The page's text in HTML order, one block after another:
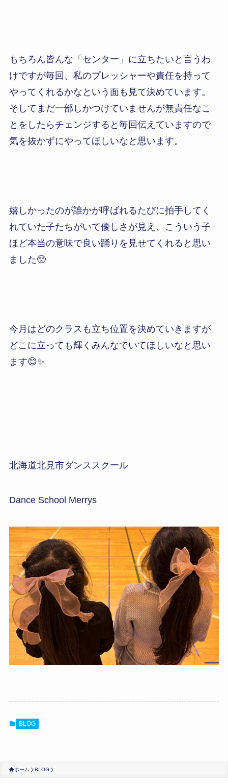
もちろん皆んな「センター」に立ちたいと言うわ
けですが毎回、私のプレッシャーや責任を持って
やってくれるかなという面も見て決めています。
そしてまだ一部しかつけていませんが無責任なこ
とをしたらチェンジすると毎回伝えていますので
気を抜かずにやってほしいなと思います。
嬉しかったのが誰かが呼ばれるたびに拍手してく
れていた子たちがいて優しさが見え、こういう子
ほど本当の意味で良い踊りを見せてくれると思い
ました🥺
今月はどのクラスも立ち位置を決めていきますが
どこに立っても輝くみんなでいてほしいなと思い
ます😊✨
北海道北見市ダンススクール
Dance School Merrys
BLOG
ホーム BLOG